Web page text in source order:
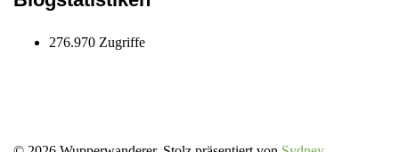
276.970 Zugriffe